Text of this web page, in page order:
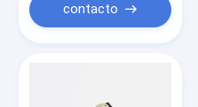
contacto